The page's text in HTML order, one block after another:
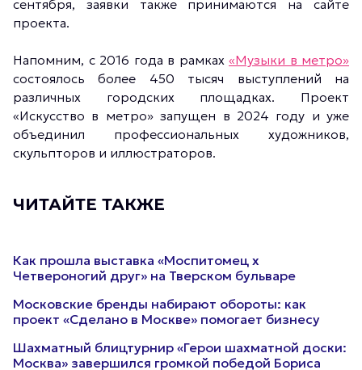
сентября, заявки также принимаются на сайте
проекта.
Напомним, с 2016 года в рамках «Музыки в метро»
состоялось более 450 тысяч выступлений на
различных городских площадках. Проект
«Искусство в метро» запущен в 2024 году и уже
объединил профессиональных художников,
скульпторов и иллюстраторов.
ЧИТАЙТЕ ТАКЖЕ
Как прошла выставка «Моспитомец х
Четвероногий друг» на Тверском бульваре
Московские бренды набирают обороты: как
проект «Сделано в Москве» помогает бизнесу
Шахматный блицтурнир «Герои шахматной доски:
Москва» завершился громкой победой Бориса